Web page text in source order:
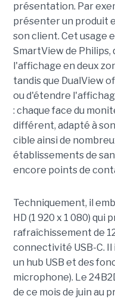
présentation. Par
présenter un produit
son client. Cet usage
SmartView de
l'affichage en deux
tandis que DualView
ou d'étendre
: chaque face du
différent, adapté à
cible ainsi de
établissements de
encore points de
Techniquement, il
HD (1 920 x 1 080)
rafraîchissement de
connectivité USB-C.
un hub USB et des
microphone). Le
de ce mois de juin au